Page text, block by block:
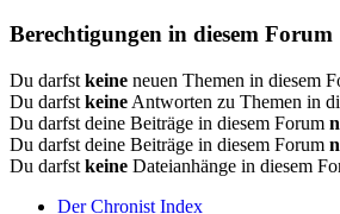
Berechtigungen in diesem Forum
Du darfst keine neuen Themen in diesem
Du darfst keine Antworten zu Themen in
Du darfst deine Beiträge in diesem Forum
Du darfst deine Beiträge in diesem Forum
Du darfst keine Dateianhänge in diesem
Der Chronist Index